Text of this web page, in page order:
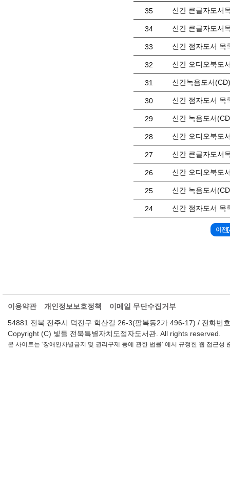
35 신간 큰글자도서
34 신간 큰글자도서
33 신간 점자도서 목
32 신간 오디오북도
31 신간녹음도서
30 신간 점자도서 목
29 신간 녹음도서
28 신간 오디오북도
27 신간 큰글자도서
26 신간 오디오북도
25 신간 녹음도서
24 신간 점자도서 목
이용약관 개인정보보호정책
이메일 무단수집거부
54881 전북 전주시 덕진구 학산길 26-3(팔복동2가 496-17) / 전화
Copyright (C) 빛들 전북특별자치도점자도서관. All rights reserved.
본 사이트는 ‘장애인차별금지 및 권리구제 등에 관한 법률’ 에서 규정한 웹 접근